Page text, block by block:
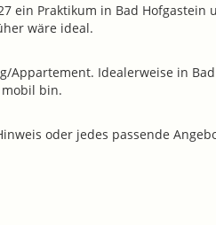
ein Praktikum in Bad
wäre ideal.
Idealerweise in
bin.
oder jedes passende